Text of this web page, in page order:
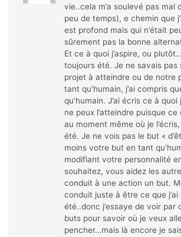
vie..cela m’a soulevé pas mal
peu de temps), e chemin que
est profond mais qui n’était
sûrement pas la bonne
Et ce à quoi j’aspire, ou
toujours été. Je ne savais pas
projet à atteindre ou de notre
tant qu’humain, j’ai compris
qu’humain. J’ai écris ce à quoi
ne peux l’atteindre puisque
au moment même où je l’écris,
été. Je ne vois pas le but «
moins votre but en tant
modifiant votre personnalité
souhaitez, vous aidez les
conduit à une action un but.
conduit juste à être ce que j’ai
été..donc j’essaye de voir par
buts pour savoir où je veux
pencher…mais là encore je